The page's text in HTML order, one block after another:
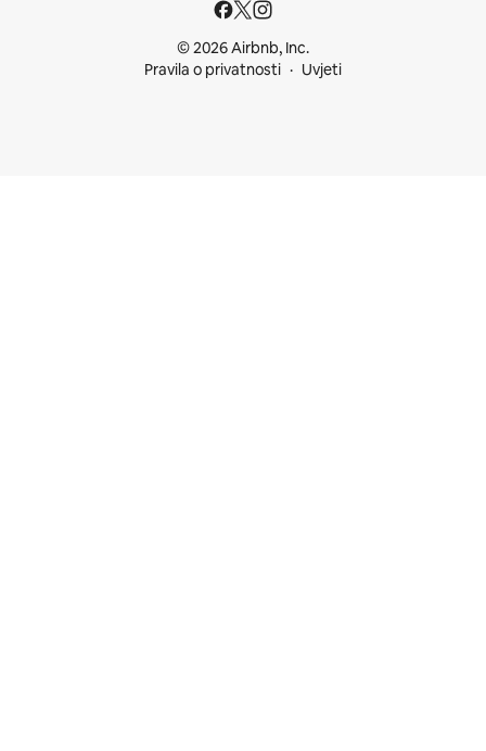
© 2026 Airbnb, Inc.
Pravila o privatnosti
Uvjeti